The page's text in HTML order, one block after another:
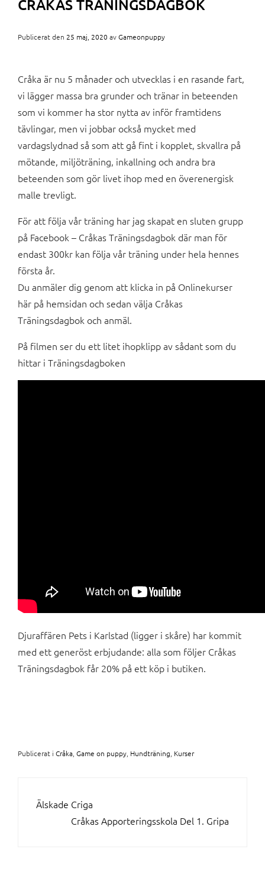
CRÅKAS TRÄNINGSDAGBOK
Publicerat den 25 maj, 2020 avGameonpuppy
Cråka är nu 5 månader och utvecklas i en rasande fart,
vi lägger massa bra grunder och tränar in beteenden
som vi kommer ha stor nytta av inför framtidens
tävlingar, men vi jobbar också mycket med
vardagslydnad så som att gå fint i kopplet, skvallra på
mötande, miljöträning, inkallning och andra bra
beteenden som gör livet ihop med en överenergisk
malle trevligt.
För att följa vår träning har jag skapat en sluten grupp
på Facebook – Cråkas Träningsdagbok där man för
endast 300kr kan följa vår träning under hela hennes
första år.
Du anmäler dig genom att klicka in på Onlinekurser
här på hemsidan och sedan välja Cråkas
Träningsdagbok och anmäl.
På filmen ser du ett litet ihopklipp av sådant som du
hittar i Träningsdagboken
Djuraffären Pets i Karlstad (ligger i skåre) har kommit
med ett generöst erbjudande: alla som följer Cråkas
Träningsdagbok får 20% på ett köp i butiken.
Publicerat i Cråka, Game on puppy, Hundträning, Kurser
INLÄGGSNAVIGERING
Älskade Criga
Cråkas Apporteringsskola Del 1. Gripa